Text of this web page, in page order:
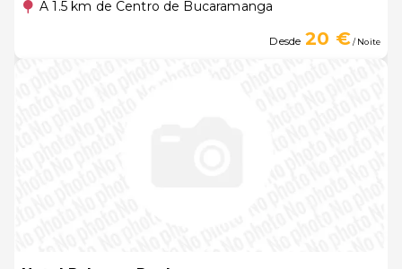
A 1.5 km de Centro de Bucaramanga
Desde 20 €/ Noite